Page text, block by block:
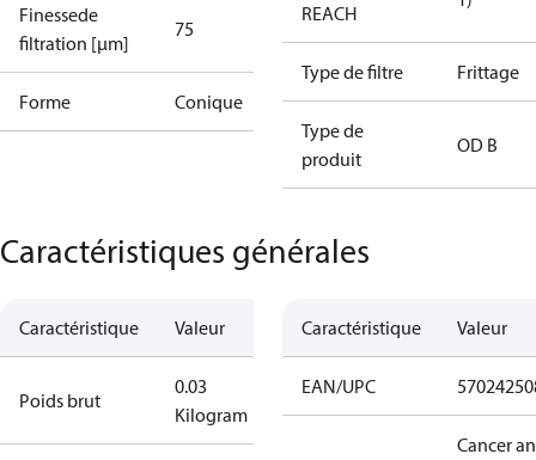
Finessede
filtration [µm]
75
Forme Conique
REACH
Type de filtre Frittage
Type de
produit
OD B
Caractéristiques générales
Caractéristique Valeur
Poids brut
0.03
Kilogram
Caractéristique Valeur
EAN/UPC
Cancer